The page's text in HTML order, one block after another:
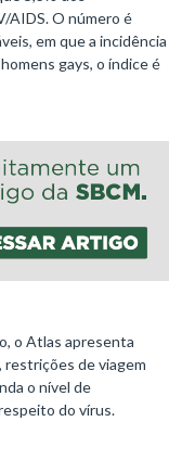
AIDS. O número é
em que a incidência
gays, o índice é
o Atlas apresenta
restrições de viagem
o nível de
do vírus.